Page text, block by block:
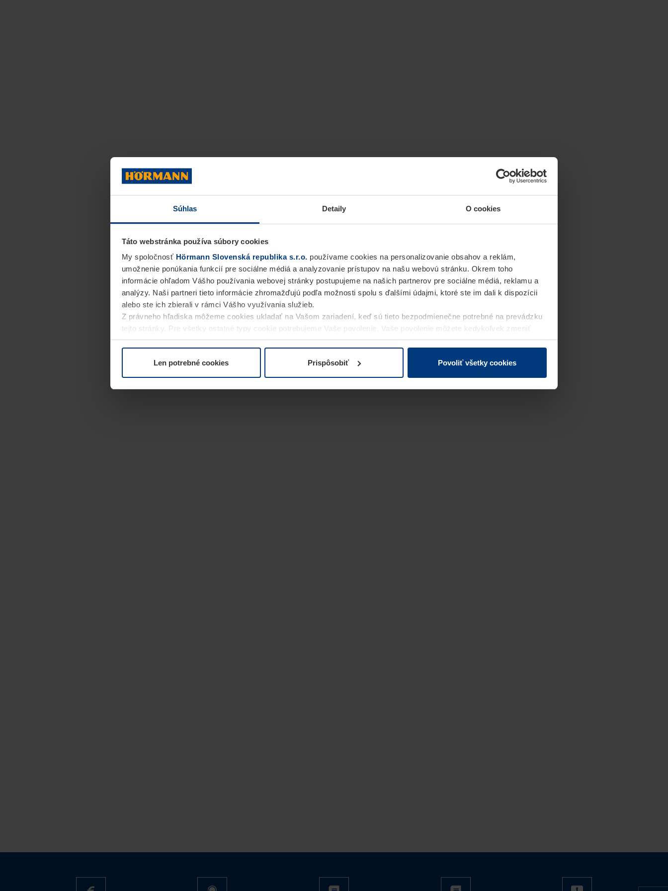
Súhlas Detaily O cookies
Táto webstránka používa súbory cookies
My spoločnosť Hörmann Slovenská republika s.r.o. používame cookies na personalizovanie obsahov a reklám,
umožnenie ponúkania funkcií pre sociálne médiá a analyzovanie prístupov na našu webovú stránku. Okrem toho
informácie ohľadom Vášho používania webovej stránky postupujeme na našich partnerov pre sociálne médiá, reklamu a
analýzy. Naši partneri tieto informácie zhromažďujú podľa možnosti spolu s ďalšími údajmi, ktoré ste im dali k dispozícii
alebo ste ich zbierali v rámci Vášho využívania služieb.
Z právneho hľadiska môžeme cookies ukladať na Vašom zariadení, keď sú tieto bezpodmienečne potrebné na prevádzku
tejto stránky. Pre všetky ostatné typy cookie potrebujeme Vaše povolenie. Vaše povolenie môžete kedykoľvek zmeniť
alebo odvolať vo vysvetlení cookie na stránkeVyhlásenie o ochrane osobných údajovnašej webovej stránky.
Len potrebné cookies Prispôsobiť Povoliť všetky cookies